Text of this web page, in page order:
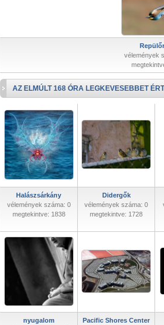
vélemények
AZ ELMÚLT 168 ÓRA LEGKEVESEBBET
Halászsárkány
vélemények száma: 0
megtekintve: 1838
Didergők
vélemények száma: 0
megtekintve: 1728
nyugalom
Pacific Shores Center